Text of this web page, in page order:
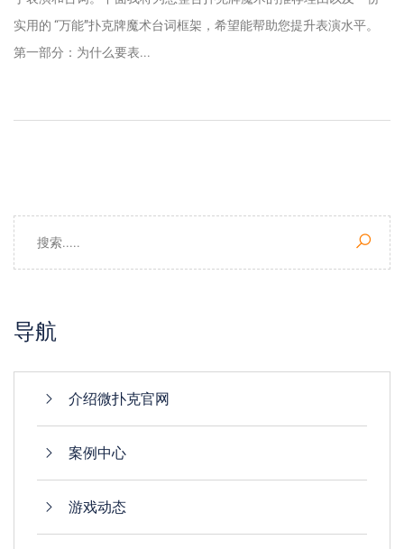
实用的 “万能”扑克牌魔术台词框架，希望能帮助您提升表演水平。
第一部分：为什么要表...
导航
介绍微扑克官网
案例中心
游戏动态